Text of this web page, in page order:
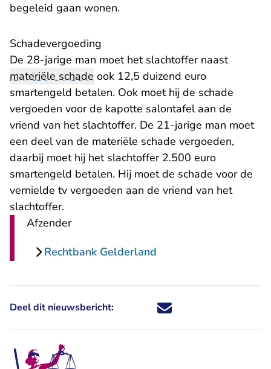
begeleid gaan wonen.
Schadevergoeding
De 28-jarige man moet het slachtoffer naast
materiële schade ook 12,5 duizend euro
smartengeld betalen. Ook moet hij de schade
vergoeden voor de kapotte salontafel aan de
vriend van het slachtoffer. De 21-jarige man moet
een deel van de materiële schade vergoeden,
daarbij moet hij het slachtoffer 2.500 euro
smartengeld betalen. Hij moet de schade voor de
vernielde tv vergoeden aan de vriend van het
slachtoffer.
Afzender
Rechtbank Gelderland
Deel dit nieuwsbericht: Deel dit nieuwsbericht via X -
Deel dit nieuwsbericht via
Deel dit nieuwsbericht
Deel dit